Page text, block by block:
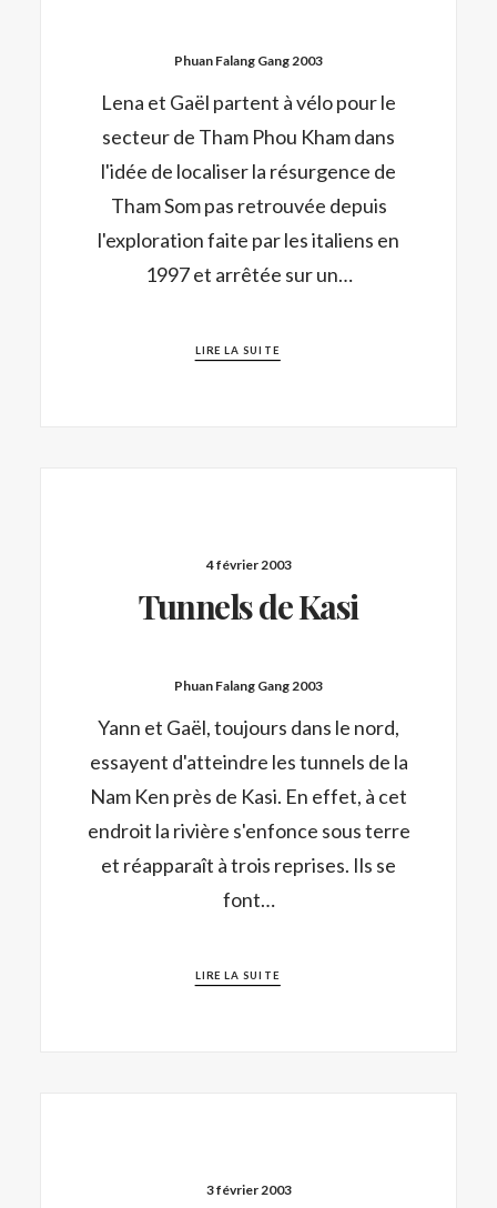
Phuan Falang Gang 2003
Lena et Gaël partent à vélo pour le
secteur de Tham Phou Kham dans
l'idée de localiser la résurgence de
Tham Som pas retrouvée depuis
l'exploration faite par les italiens en
1997 et arrêtée sur un…
LIRE LA SUITE
4 février 2003
Tunnels de Kasi
Phuan Falang Gang 2003
Yann et Gaël, toujours dans le nord,
essayent d'atteindre les tunnels de la
Nam Ken près de Kasi. En effet, à cet
endroit la rivière s'enfonce sous terre
et réapparaît à trois reprises. Ils se
font…
LIRE LA SUITE
3 février 2003